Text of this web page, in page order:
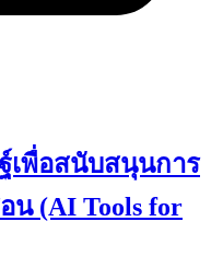
เพื่อสนับสนุนการ
น (AI Tools for